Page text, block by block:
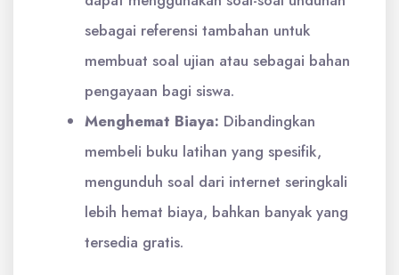
sebagai referensi tambahan untuk
membuat soal ujian atau sebagai bahan
pengayaan bagi siswa.
Menghemat Biaya: Dibandingkan
membeli buku latihan yang spesifik,
mengunduh soal dari internet seringkali
lebih hemat biaya, bahkan banyak yang
tersedia gratis.